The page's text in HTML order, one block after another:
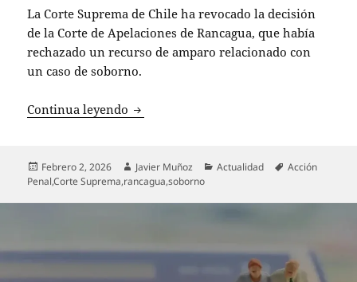
La Corte Suprema de Chile ha revocado la decisión
de la Corte de Apelaciones de Rancagua, que había
rechazado un recurso de amparo relacionado con
un caso de soborno.
Continua leyendo Corte Suprema anula fallo de
Publicado
el
Febrero 2, 2026 Autor
Javier Muñoz Categorías
Actualidad Etiquetas
Acción
Penal,Corte Suprema,rancagua,soborno